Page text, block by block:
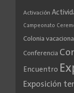
Activación
Campeonato
Colonia
Conferencia
Encuentro
Exposición